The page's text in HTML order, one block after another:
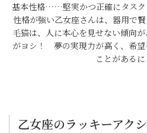
基本性格……堅実かつ正確にタスク
性格が強い乙女座さんは、器用で
毛猫は、人に本心を見せない傾向
がヨシ！ 夢の実現力が高く、希望
ことがあるに
乙女座のラッキーアク